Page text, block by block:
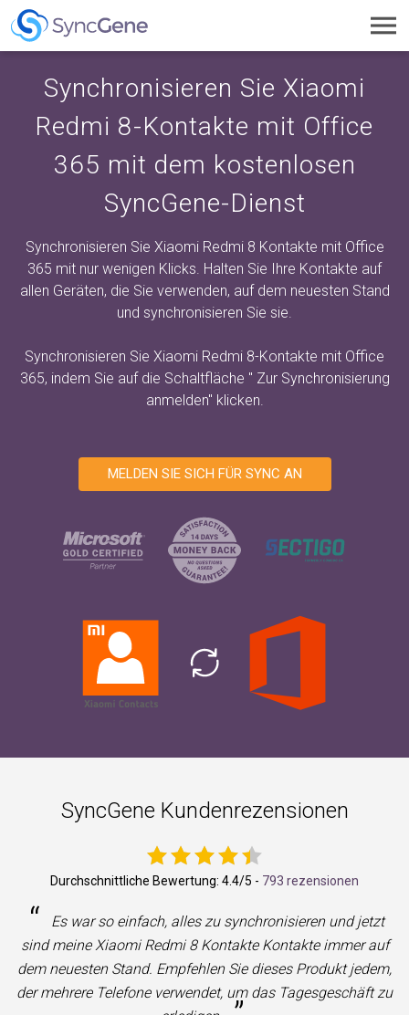
Synchronisieren Sie Xiaomi
Redmi 8-Kontakte mit Office
365 mit dem kostenlosen
SyncGene-Dienst
Synchronisieren Sie Xiaomi Redmi 8 Kontakte mit Office
365 mit nur wenigen Klicks. Halten Sie Ihre Kontakte auf
allen Geräten, die Sie verwenden, auf dem neuesten Stand
und synchronisieren Sie sie.
Synchronisieren Sie Xiaomi Redmi 8-Kontakte mit Office
365, indem Sie auf die Schaltfläche " Zur Synchronisierung
anmelden" klicken.
MELDEN SIE SICH FÜR SYNC AN
SyncGene Kundenrezensionen
Durchschnittliche Bewertung: 4.4/5 - 793 rezensionen
“
Es war so einfach, alles zu synchronisieren und jetzt
sind meine Xiaomi Redmi 8 Kontakte Kontakte immer auf
dem neuesten Stand. Empfehlen Sie dieses Produkt jedem,
der mehrere Telefone verwendet, um das Tagesgeschäft zu